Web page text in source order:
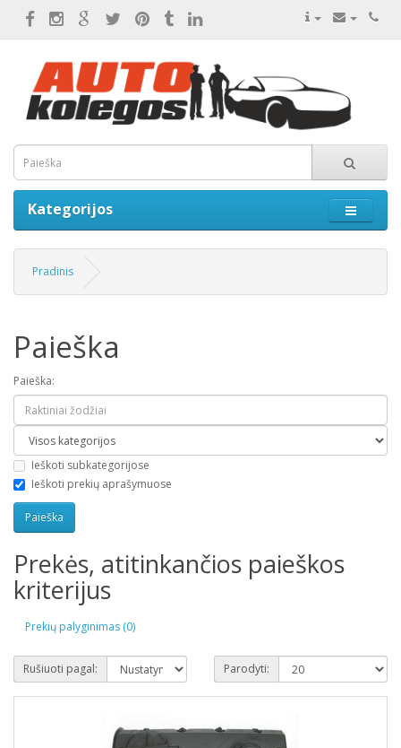
Kategorijos
Pradinis
Paieška
Paieška:
Ieškoti subkategorijose
Ieškoti prekių aprašymuose
Prekės, atitinkančios paieškos
kriterijus
Prekių palyginimas (0)
Rušiuoti pagal: Parodyti: